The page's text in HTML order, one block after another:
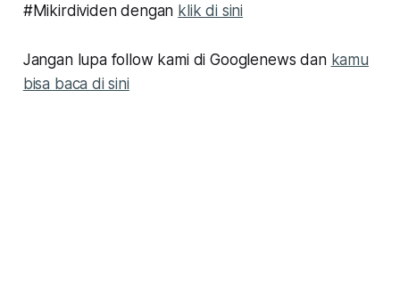
#Mikirdividen dengan klik di sini
Jangan lupa follow kami di Googlenews dan kamu
bisa baca di sini